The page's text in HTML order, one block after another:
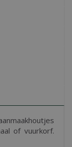
of vuurkorf.